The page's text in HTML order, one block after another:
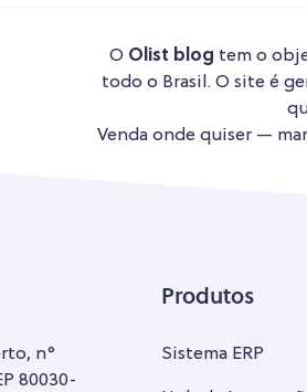
O Olist blog tem o
todo o Brasil. O site é
Venda onde quiser —
n°
80030-
Produtos
Sistema ERP